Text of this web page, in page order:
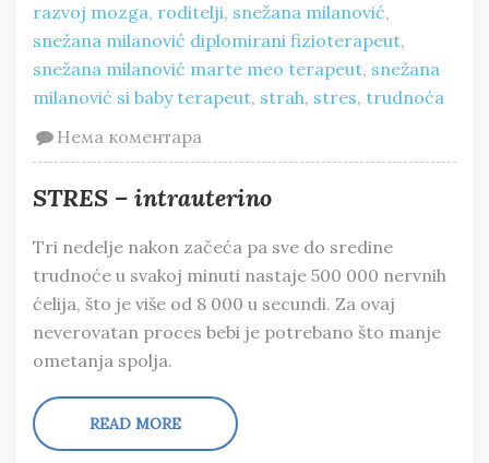
razvoj mozga, roditelji, snežana milanović,
snežana milanović diplomirani fizioterapeut,
snežana milanović marte meo terapeut, snežana
milanović si baby terapeut, strah, stres, trudnoća
Нема коментара
STRES – intrauterino
Tri nedelje nakon začeća pa sve do sredine
trudnoće u svakoj minuti nastaje 500 000 nervnih
ćelija, što je više od 8 000 u secundi. Za ovaj
neverovatan proces bebi je potrebano što manje
ometanja spolja.
READ MORE